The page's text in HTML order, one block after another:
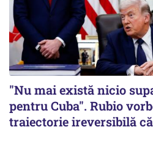
"Nu mai există nicio
pentru Cuba". Rubio
traiectorie ireversibilă